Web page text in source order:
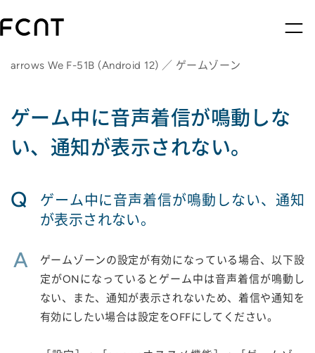
arrows We F-51B (Android 12) ／ ゲームゾーン
ゲーム中に音声着信が鳴動しな
い、通知が表示されない。
Q
ゲーム中に音声着信が鳴動しない、通知
が表示されない。
A
ゲームゾーンの設定が有効になっている場合、以下設
定がONになっているとゲーム中は音声着信が鳴動し
ない、また、通知が表示されないため、着信や通知を
有効にしたい場合は設定をOFFにしてください。